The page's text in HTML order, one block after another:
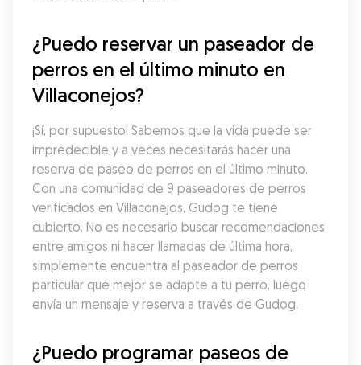
¿Puedo reservar un paseador de
perros en el último minuto en
Villaconejos?
¡Sí, por supuesto! Sabemos que la vida puede ser
impredecible y a veces necesitarás hacer una
reserva de paseo de perros en el último minuto.
Con una comunidad de 9 paseadores de perros
verificados en Villaconejos, Gudog te tiene
cubierto. No es necesario buscar recomendaciones
entre amigos ni hacer llamadas de última hora,
simplemente encuentra al paseador de perros
particular que mejor se adapte a tu perro, luego
envía un mensaje y reserva a través de Gudog.
¿Puedo programar paseos de